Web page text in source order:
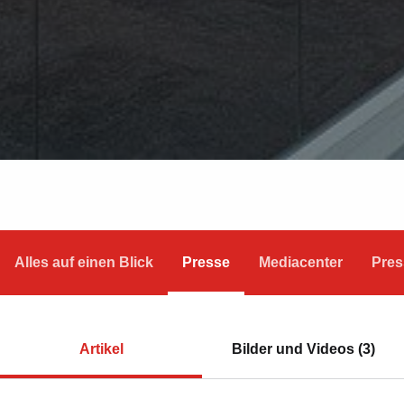
Alles auf einen Blick Presse Mediacenter
Artikel Bilder und Videos (3)